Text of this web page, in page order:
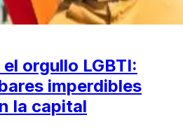
orgullo LGBTI:
imperdibles
la capital